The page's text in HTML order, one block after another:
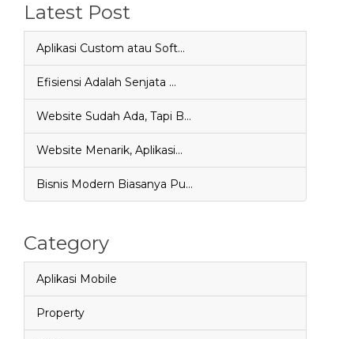
Latest Post
Aplikasi Custom atau Soft…
Efisiensi Adalah Senjata …
Website Sudah Ada, Tapi B…
Website Menarik, Aplikasi…
Bisnis Modern Biasanya Pu…
Category
Aplikasi Mobile
Property